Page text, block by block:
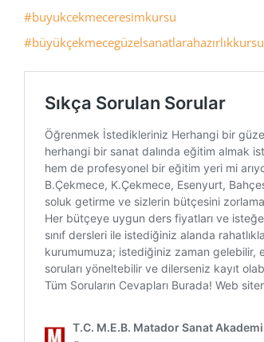
#buyukcekmeceresimkursu
#büyükçekmecegüzelsanatlarahazırlıkkursu